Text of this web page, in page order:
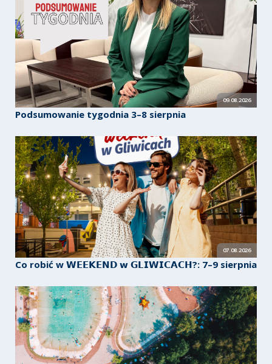
09.08.2026
Podsumowanie tygodnia 3–8 sierpnia
07.08.2026
Co robić w 𝗪𝗘𝗘𝗞𝗘𝗡𝗗 𝘄 𝗚𝗟𝗜𝗪𝗜𝗖𝗔𝗖𝗛?: 7–9 sierpnia